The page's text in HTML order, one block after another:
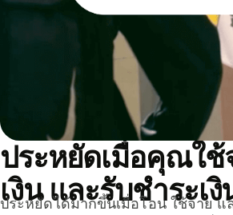
ประหยัดเมื่อคุณใช้
เงิน และรับชำระเงิ
ประหยัดได้มากขึ้นเมื่อโอน ใช้จ่าย แ